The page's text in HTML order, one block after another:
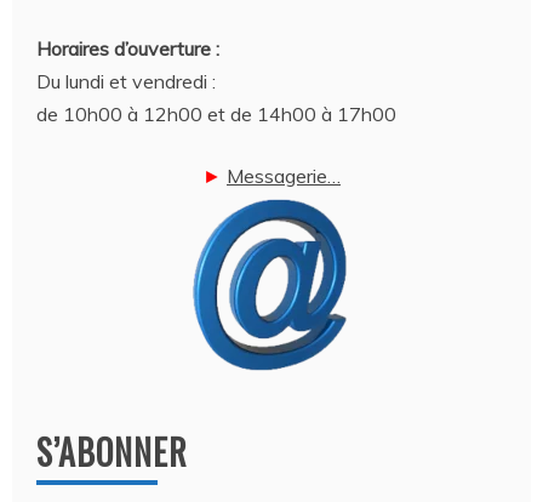
Horaires d’ouverture :
Du lundi et vendredi :
de 10h00 à 12h00 et de 14h00 à 17h00
► Messagerie…
S’ABONNER